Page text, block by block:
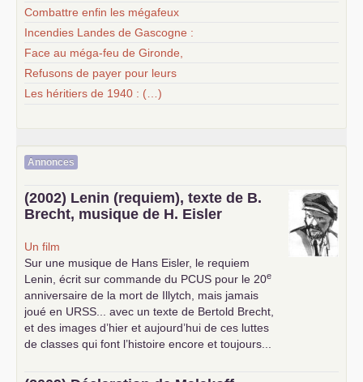
Combattre enfin les mégafeux
Incendies Landes de Gascogne :
Face au méga-feu de Gironde,
Refusons de payer pour leurs
Les héritiers de 1940 : (…)
Annonces
(2002) Lenin (requiem), texte de B.
Brecht, musique de H. Eisler
Un film
Sur une musique de Hans Eisler, le requiem
Lenin, écrit sur commande du PCUS pour le 20e
anniversaire de la mort de Illytch, mais jamais
joué en URSS ... avec un texte de Bertold Brecht,
et des images d’hier et aujourd’hui de ces luttes
de classes qui font l’histoire encore et toujours...